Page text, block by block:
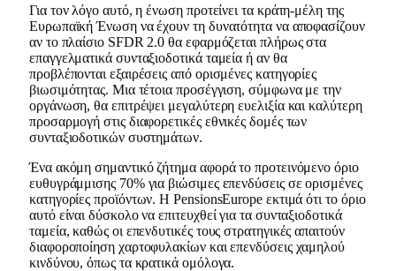
Για τον λόγο αυτό, η ένωση προτείνει τα κράτη-μέλη της
Ευρωπαϊκή Ένωση να έχουν τη δυνατότητα να αποφασίζουν
αν το πλαίσιο SFDR 2.0 θα εφαρμόζεται πλήρως στα
επαγγελματικά συνταξιοδοτικά ταμεία ή αν θα
προβλέπονται εξαιρέσεις από ορισμένες κατηγορίες
βιωσιμότητας. Μια τέτοια προσέγγιση, σύμφωνα με την
οργάνωση, θα επιτρέψει μεγαλύτερη ευελιξία και καλύτερη
προσαρμογή στις διαφορετικές εθνικές δομές των
συνταξιοδοτικών συστημάτων.
Ένα ακόμη σημαντικό ζήτημα αφορά το προτεινόμενο όριο
ευθυγράμμισης 70% για βιώσιμες επενδύσεις σε ορισμένες
κατηγορίες προϊόντων. Η PensionsEurope εκτιμά ότι το όριο
αυτό είναι δύσκολο να επιτευχθεί για τα συνταξιοδοτικά
ταμεία, καθώς οι επενδυτικές τους στρατηγικές απαιτούν
διαφοροποίηση χαρτοφυλακίων και επενδύσεις χαμηλού
κινδύνου, όπως τα κρατικά ομόλογα.